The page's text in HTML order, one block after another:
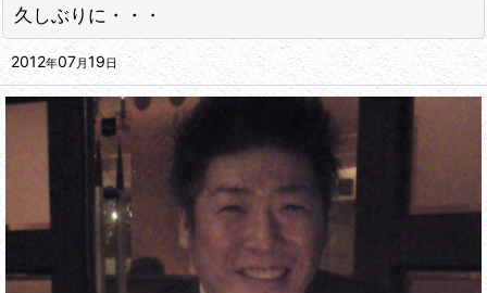
久しぶりに・・・
2012年07月19日